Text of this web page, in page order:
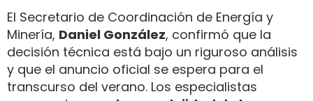
El Secretario de Coordinación de Energía y
Minería, Daniel González, confirmó que la
decisión técnica está bajo un riguroso análisis
y que el anuncio oficial se espera para el
transcurso del verano. Los especialistas